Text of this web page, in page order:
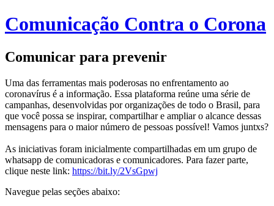
Comunicação Contra o Corona
Comunicar para prevenir
Uma das ferramentas mais poderosas no enfrentamento ao
coronavírus é a informação. Essa plataforma reúne uma série de
campanhas, desenvolvidas por organizações de todo o Brasil, para
que você possa se inspirar, compartilhar e ampliar o alcance dessas
mensagens para o maior número de pessoas possível! Vamos juntxs?
As iniciativas foram inicialmente compartilhadas em um grupo de
whatsapp de comunicadoras e comunicadores. Para fazer parte,
clique neste link: https://bit.ly/2VsGpwj
Navegue pelas seções abaixo: